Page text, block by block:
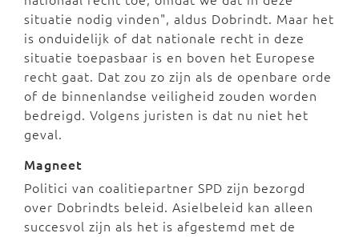
situatie nodig vinden", aldus Dobrindt. Maar het
is onduidelijk of dat nationale recht in deze
situatie toepasbaar is en boven het Europese
recht gaat. Dat zou zo zijn als de openbare orde
of de binnenlandse veiligheid zouden worden
bedreigd. Volgens juristen is dat nu niet het
geval.
Magneet
Politici van coalitiepartner SPD zijn bezorgd
over Dobrindts beleid. Asielbeleid kan alleen
succesvol zijn als het is afgestemd met de